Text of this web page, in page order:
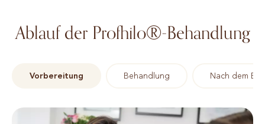
Ablauf der Profhilo®-Behandlung
Vorbereitung Behandlung Nach dem